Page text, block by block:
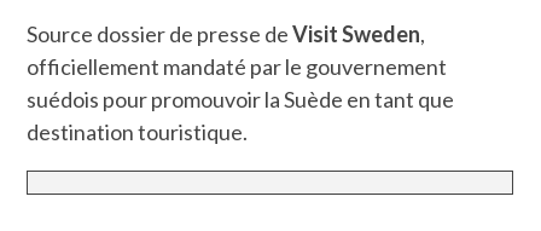
Source dossier de presse deVisit Sweden,
officiellement mandaté par le gouvernement
suédois pour promouvoir la Suède en tant que
destination touristique.